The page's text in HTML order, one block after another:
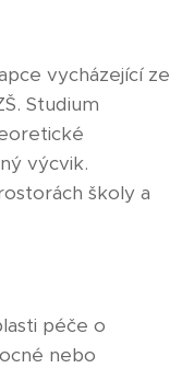
vycházející ze
Studium
výcvik.
školy a
péče o
nebo